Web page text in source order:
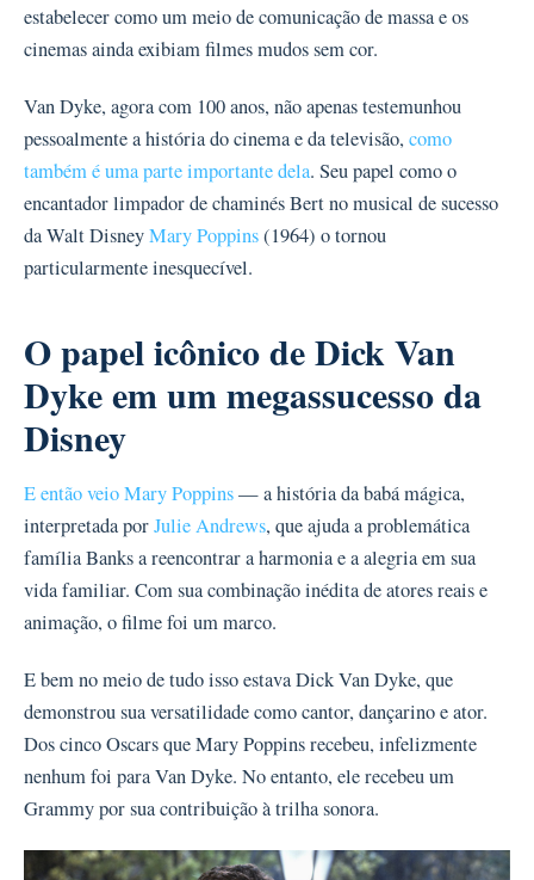
estabelecer como um meio de comunicação de massa e os
cinemas ainda exibiam filmes mudos sem cor.
Van Dyke, agora com 100 anos, não apenas testemunhou
pessoalmente a história do cinema e da televisão, como
também é uma parte importante dela. Seu papel como o
encantador limpador de chaminés Bert no musical de sucesso
da Walt DisneyMary Poppins(1964) o tornou
particularmente inesquecível.
O papel icônico de Dick Van
Dyke em um megassucesso da
Disney
E então veio Mary Poppins— a história da babá mágica,
interpretada porJulie Andrews, que ajuda a problemática
família Banks a reencontrar a harmonia e a alegria em sua
vida familiar. Com sua combinação inédita de atores reais e
animação, o filme foi um marco.
E bem no meio de tudo isso estava Dick Van Dyke, que
demonstrou sua versatilidade como cantor, dançarino e ator.
Dos cinco Oscars que Mary Poppins recebeu, infelizmente
nenhum foi para Van Dyke. No entanto, ele recebeu um
Grammy por sua contribuição à trilha sonora.